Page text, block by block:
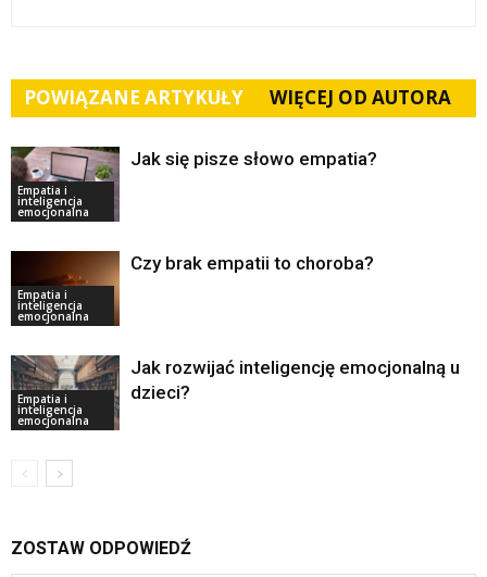
POWIĄZANE ARTYKUŁY WIĘCEJ OD AUTORA
Empatia i
inteligencja
emocjonalna
Jak się pisze słowo empatia?
Empatia i
inteligencja
emocjonalna
Czy brak empatii to choroba?
Empatia i
inteligencja
emocjonalna
Jak rozwijać inteligencję emocjonalną u
dzieci?
ZOSTAW ODPOWIEDŹ